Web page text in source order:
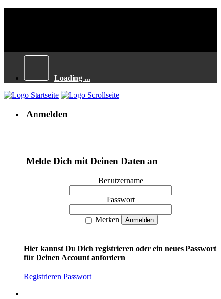
Loading ...
Anmelden
Melde Dich mit Deinen Daten an
Benutzername
Passwort
Merken
Hier kannst Du Dich registrieren oder ein neues Passwort
für Deinen Account anfordern
Registrieren Passwort